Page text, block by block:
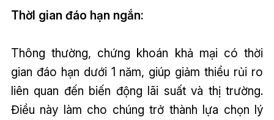
ThờI gian đáo hạn ngắn:
Thông thường, chứng khoán khả mại có thời
gian đáo hạn dưới 1 năm, giúp giảm thiểu rủi ro
liên quan đến biến động lãi suất và thị trường.
Điều này làm cho chúng trở thành lựa chọn lý